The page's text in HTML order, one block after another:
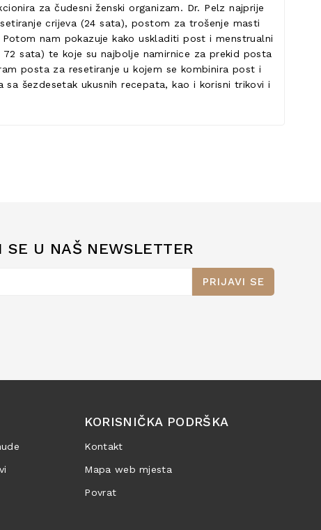
za čudesni ženski organizam. Dr. Pelz najprije
crijeva (24 sata), postom za trošenje masti
nam pokazuje kako uskladiti post i menstrualni
sata) te koje su najbolje namirnice za prekid posta
posta za resetiranje u kojem se kombinira post i
šezdesetak ukusnih recepata, kao i korisni trikovi i
SE U NAŠ NEWSLETTER
PRIJAVI SE
KORISNIČKA PODRŠKA
Kontakt
Mapa web mjesta
Povrat